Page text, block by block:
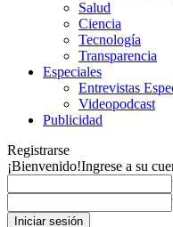
Salud
Ciencia
Tecnología
Transparencia
Especiales
Entrevistas
Videopodcast
Publicidad
Registrarse
¡Bienvenido!Ingrese a su